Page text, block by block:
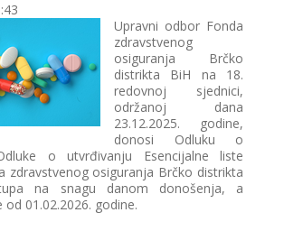
Upravni odbor Fonda
zdravstvenog
osiguranja Brčko
distrikta BiH na 18.
redovnoj sjednici,
održanoj dana
23.12.2025. godine,
donosi Odluku o
o utvrđivanju Esencijalne liste
zdravstvenog osiguranja Brčko distrikta
na snagu danom donošenja, a
01.02.2026. godine.